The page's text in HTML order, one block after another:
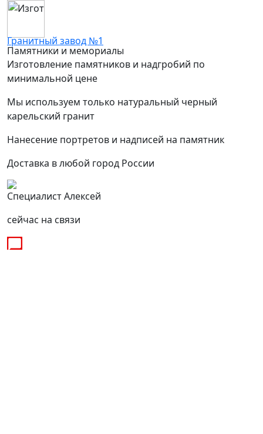
Гранитный завод №1
Памятники и мемориалы
Изготовление памятников и надгробий по
минимальной цене
Мы используем только натуральный черный
карельский гранит
Нанесение портретов и надписей на памятник
Доставка в любой город России
Специалист Алексей
сейчас на связи